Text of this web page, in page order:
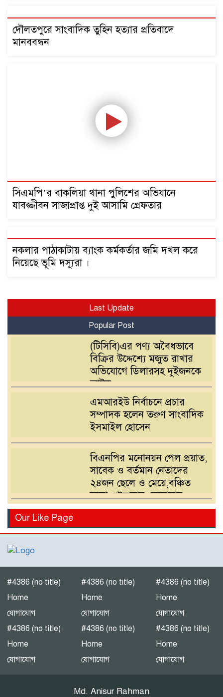
দৌলতপুরে সাংবাদিক তুহিন হত্যার প্রতিবাদে
মানববন্ধন
সিএমপি’র বাকলিয়া থানা পুলিশের অভিযানে
যাবজ্জীবন সাজাপ্রাপ্ত দুই আসামি গ্রেফতার
নকলার পাঠাকাটায় ব্যাংক কর্মকর্তার জমি দখল করে
নিয়েছে ভূমি দস্যুরা ।
Last Update
Popular Post
(টিসিবি)এর পণ্য অবৈধভাবে
বিক্রির উদ্দেশ্যে মজুত রাখার
অভিযোগে ডিলারসহ দুইজনকে
আটক
এমআরইউ নির্বাচনে প্রচার
সম্পাদক হলেন তরুণ সাংবাদিক
ইসমাইল হোসেন
বিএনপির মনোনয়ন পেল প্রয়াত,
সাবেক ও বর্তমান নেতাদের
২৪জন ছেলে ও মেয়ে,বঞ্চিত
হলো খোন্দকার দেলোয়ার
হোসেনের পুত্র
দাবিতে খোন্দকার আকবরের
শ্রীপুরে চোরাই পথে সার
পাচারকালে ৮০ বস্তাসহ পিকআপ
আটক
‎পটুয়াখালী গলাচিপায় গজালিয়া
ইউনিয়নে বিএনপি’র বিশাল
জনসভা।
‘কাউকে বর্গা দেওয়ার জন্য
Our Like Page
#4386 (no title)
Home
যোগাযোগ
#4386 (no title)
Home
যোগাযোগ
#4386 (no title)
Home
যোগাযোগ
#4386 (no title)
Home
যোগাযোগ
#4386 (no title)
Home
যোগাযোগ
#4386 (no title)
Home
যোগাযোগ
Md. Anisur Rahman